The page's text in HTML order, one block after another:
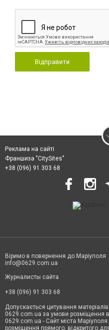
Відправити
Реклама на сайті
Франшиза "CitySites"
+38 (096) 91 303 68
Віримо в повернення до Маріуполя
info@0629.com.ua
Журналисты сайта
+38 (096) 91 303 68
Допускається цитування
0629.com.ua за умови розміщення
0629.com.ua - Сайт міста
розміщення прямого, відкритого